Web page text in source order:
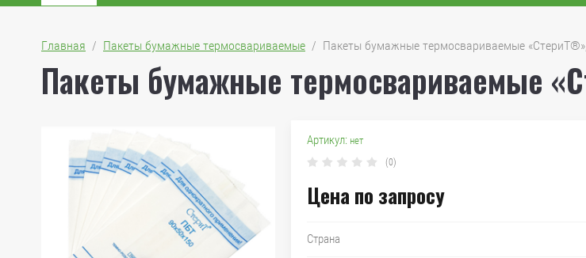
Главная
  /
Пакеты бумажные термосвариваемые
/  Пакеты бумажные термосвариваемые
Пакеты бумажные термосвариваемые
Артикул: нет
(0)
Цена по запросу
Страна